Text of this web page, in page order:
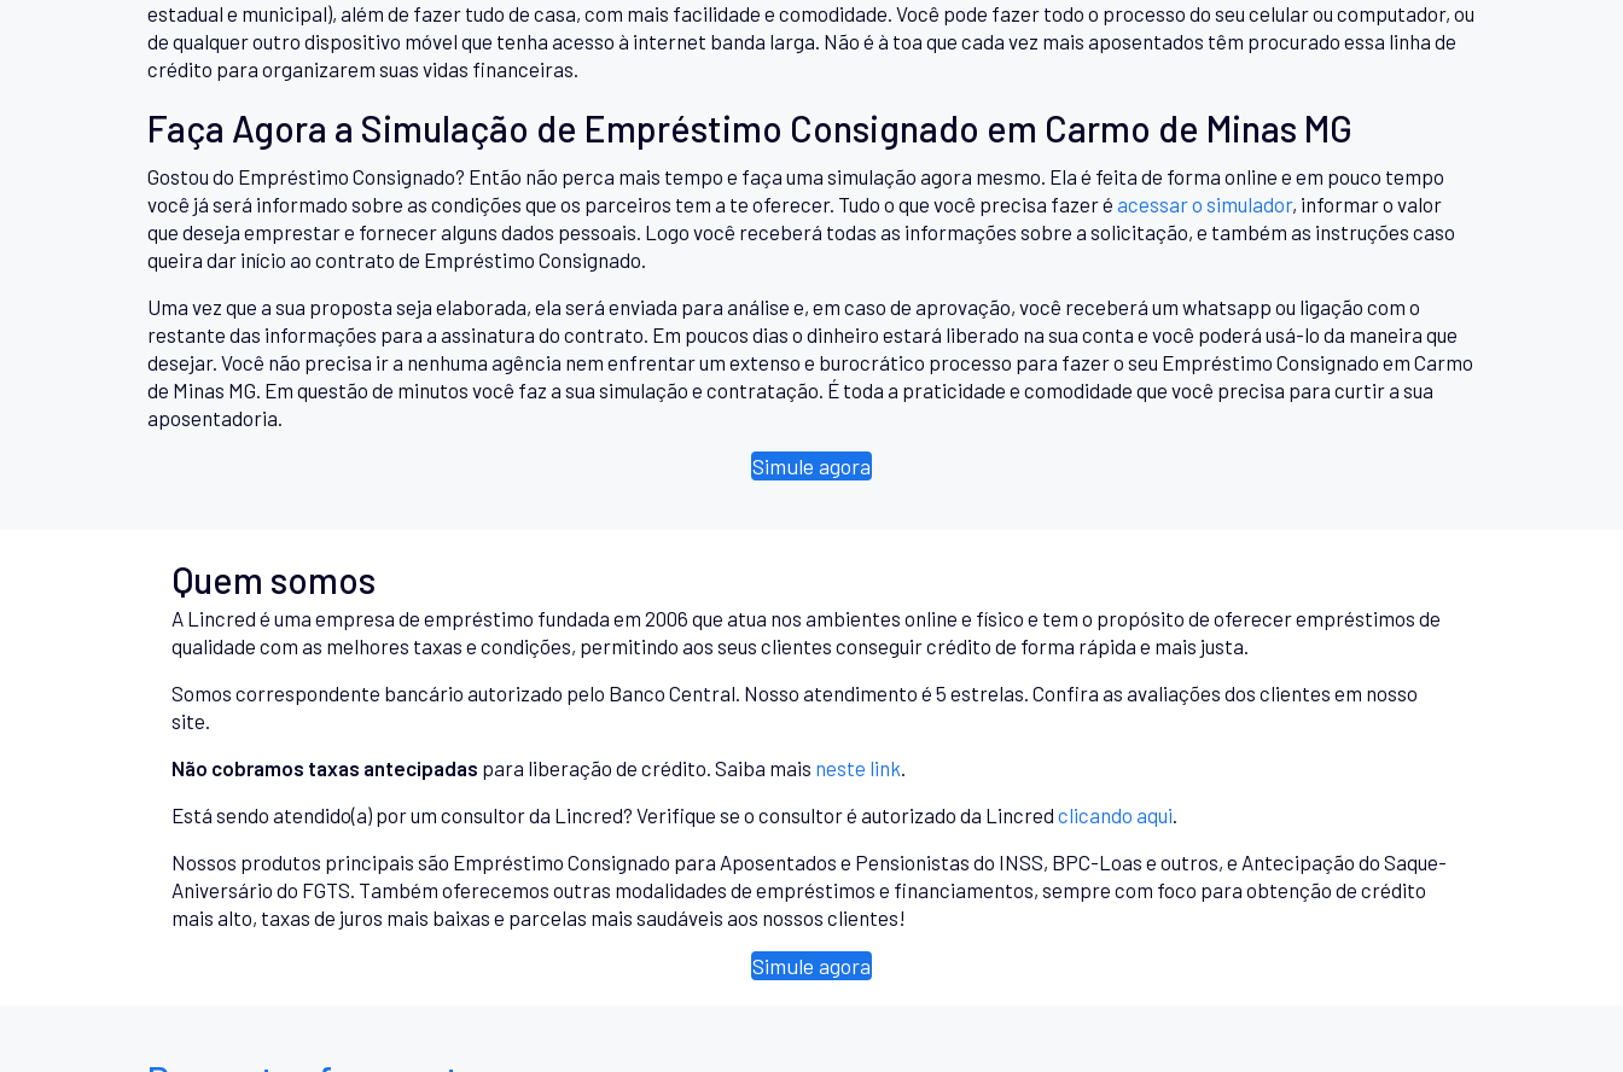
estadual e municipal), além de fazer tudo de casa, com mais facilidade e comodidade. Você pode fazer todo o processo do seu celular ou computador, ou
de qualquer outro dispositivo móvel que tenha acesso à internet banda larga. Não é à toa que cada vez mais aposentados têm procurado essa linha de
crédito para organizarem suas vidas financeiras.
Faça Agora a Simulação de Empréstimo Consignado em Carmo de Minas MG
Gostou do Empréstimo Consignado? Então não perca mais tempo e faça uma simulação agora mesmo. Ela é feita de forma online e em pouco tempo
você já será informado sobre as condições que os parceiros tem a te oferecer. Tudo o que você precisa fazer é acessar o simulador, informar o valor
que deseja emprestar e fornecer alguns dados pessoais. Logo você receberá todas as informações sobre a solicitação, e também as instruções caso
queira dar início ao contrato de Empréstimo Consignado.
Uma vez que a sua proposta seja elaborada, ela será enviada para análise e, em caso de aprovação, você receberá um whatsapp ou ligação com o
restante das informações para a assinatura do contrato. Em poucos dias o dinheiro estará liberado na sua conta e você poderá usá-lo da maneira que
desejar. Você não precisa ir a nenhuma agência nem enfrentar um extenso e burocrático processo para fazer o seu Empréstimo Consignado em Carmo
de Minas MG. Em questão de minutos você faz a sua simulação e contratação. É toda a praticidade e comodidade que você precisa para curtir a sua
aposentadoria.
Simule agora
Quem somos
A Lincred é uma empresa de empréstimo fundada em 2006 que atua nos ambientes online e físico e tem o propósito de oferecer empréstimos de
qualidade com as melhores taxas e condições, permitindo aos seus clientes conseguir crédito de forma rápida e mais justa.
Somos correspondente bancário autorizado pelo Banco Central. Nosso atendimento é 5 estrelas. Confira as avaliações dos clientes em nosso
site.
Não cobramos taxas antecipadas para liberação de crédito. Saiba mais neste link.
Está sendo atendido(a) por um consultor da Lincred? Verifique se o consultor é autorizado da Lincred clicando aqui.
Nossos produtos principais são Empréstimo Consignado para Aposentados e Pensionistas do INSS, BPC-Loas e outros, e Antecipação do Saque-
Aniversário do FGTS. Também oferecemos outras modalidades de empréstimos e financiamentos, sempre com foco para obtenção de crédito
mais alto, taxas de juros mais baixas e parcelas mais saudáveis aos nossos clientes!
Simule agora